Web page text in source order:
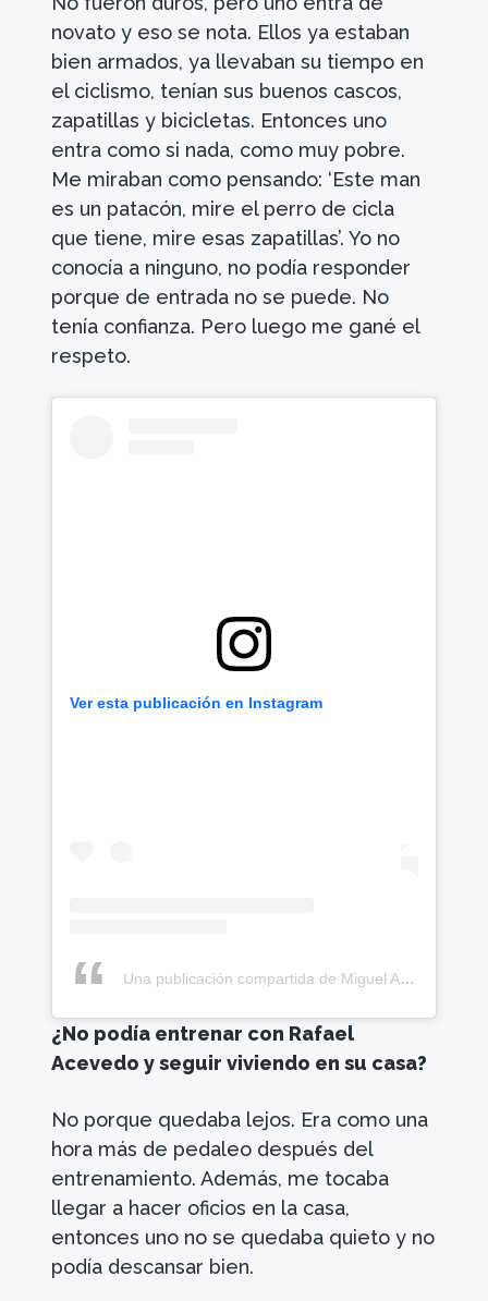
novato y eso se nota. Ellos ya estaban
bien armados, ya llevaban su tiempo en
el ciclismo, tenían sus buenos cascos,
zapatillas y bicicletas. Entonces uno
entra como si nada, como muy pobre.
Me miraban como pensando: ‘Este man
es un patacón, mire el perro de cicla
que tiene, mire esas zapatillas’. Yo no
conocía a ninguno, no podía responder
porque de entrada no se puede. No
tenía confianza. Pero luego me gané el
respeto.
Ver esta publicación en Instagram
Una publicación compartida de Miguel Angel López moreno (@miguelsuperlopez)
¿No podía entrenar con Rafael
Acevedo y seguir viviendo en su casa?
No porque quedaba lejos. Era como una
hora más de pedaleo después del
entrenamiento. Además, me tocaba
llegar a hacer oficios en la casa,
entonces uno no se quedaba quieto y no
podía descansar bien.